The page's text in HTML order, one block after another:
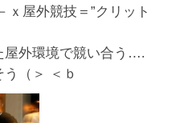
屋外競技＝”クリット
屋外環境で競い合う….
（＞ ＜ｂ